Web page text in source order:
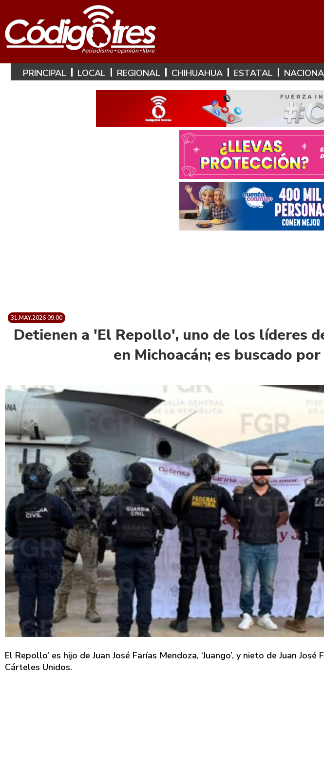
PRINCIPAL LOCAL REGIONAL CHIHUAHUA ESTATAL
31.MAY.2026 09:00
Detienen a 'El Repollo', uno de los líderes
en Michoacán; es buscado por
El Repollo’ es hijo de Juan José Farías Mendoza, ‘Juango’, y nieto de Juan José
Cárteles Unidos.